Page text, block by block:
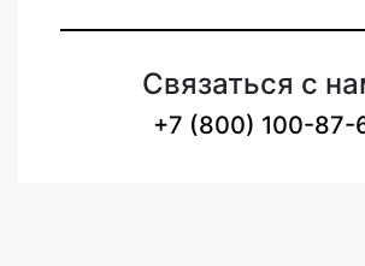
Связаться с
+7 (800) 100-87-